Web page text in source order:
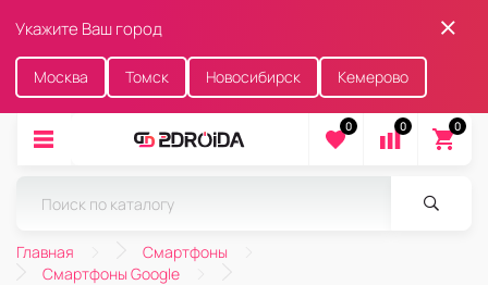
Укажите Ваш город
Москва Томск Новосибирск Кемерово
0 0 0
Главная
Смартфоны
Смартфоны Google